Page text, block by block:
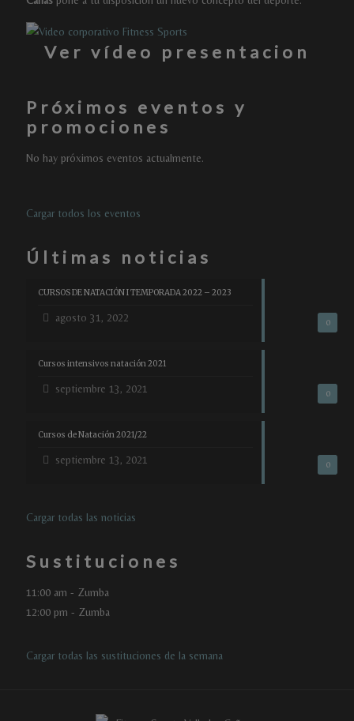
Ver vídeo presentacion
Próximos eventos y
promociones
No hay próximos eventos actualmente.
Cargar todos los eventos
Últimas noticias
0
CURSOS DE NATACIÓN I TEMPORADA 2022 – 2023
agosto 31, 2022
0
Cursos intensivos natación 2021
septiembre 13, 2021
0
Cursos de Natación 2021/22
septiembre 13, 2021
Cargar todas las noticias
Sustituciones
11:00 am - Zumba
12:00 pm - Zumba
Cargar todas las sustituciones de la semana